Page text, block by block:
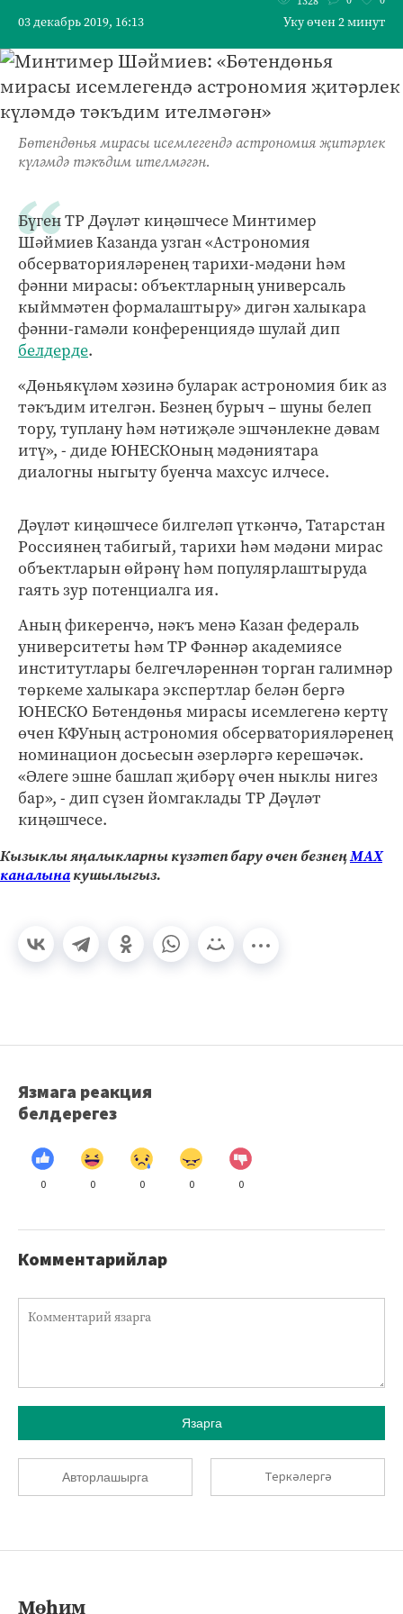
03 декабрь 2019, 16:13 Уку өчен 2 минут
Бөтендөнья мирасы исемлегендә астрономия җитәрлек
күләмдә тәкъдим ителмәгән.
Бүген ТР Дәүләт киңәшчесе Минтимер
Шәймиев Казанда узган «Астрономия
обсерваторияләренең тарихи-мәдәни һәм
фәнни мирасы: объектларның универсаль
кыйммәтен формалаштыру» дигән халыкара
фәнни-гамәли конференциядә шулай дип
белдерде.
«Дөньякүләм хәзинә буларак астрономия бик аз
тәкъдим ителгән. Безнең бурыч – шуны белеп
тору, туплану һәм нәтиҗәле эшчәнлекне дәвам
итү», - диде ЮНЕСКОның мәдәниятара
диалогны ныгыту буенча махсус илчесе.
Дәүләт киңәшчесе билгеләп үткәнчә, Татарстан
Россиянең табигый, тарихи һәм мәдәни мирас
объектларын өйрәнү һәм популярлаштыруда
гаять зур потенциалга ия.
Аның фикеренчә, нәкъ менә Казан федераль
университеты һәм ТР Фәннәр академиясе
институтлары белгечләреннән торган галимнәр
төркеме халыкара экспертлар белән бергә
ЮНЕСКО Бөтендөнья мирасы исемлегенә кертү
өчен КФУның астрономия обсерваторияләренең
номинацион досьесын әзерләргә керешәчәк.
«Әлеге эшне башлап җибәрү өчен ныклы нигез
бар», - дип сүзен йомгаклады ТР Дәүләт
киңәшчесе.
Кызыклы яңалыкларны күзәтеп бару өчен безнеңМАХ
каналынакушылыгыз.
Язмага реакция
белдерегез
0 0 0 0 0
Комментарийлар
Язарга
Авторлашырга Теркәлергә
Мөһим